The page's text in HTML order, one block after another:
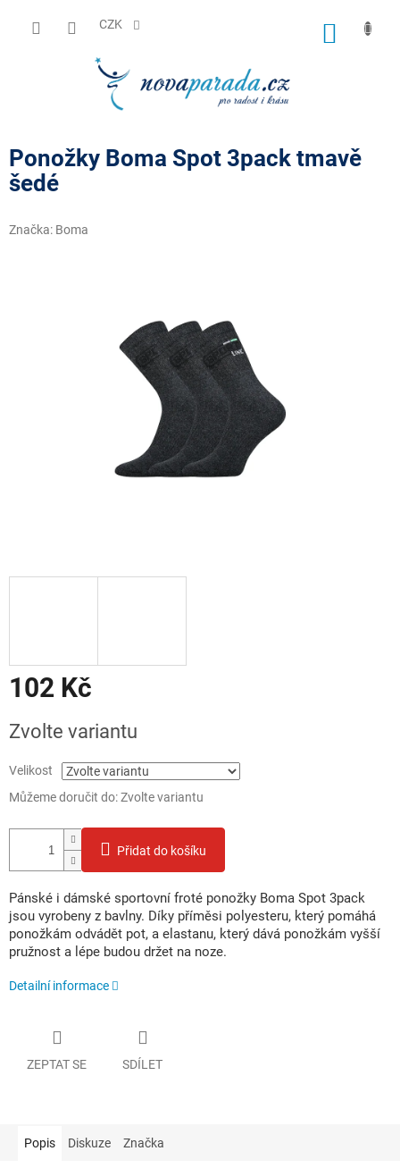
CZK
Ponožky Boma Spot 3pack tmavě
šedé
Značka: Boma
102 Kč
cena:
Zvolte variantu
Velikost
Můžeme doručit do:Zvolte variantu
Přidat do košíku
Pánské i dámské sportovní froté ponožky Boma Spot 3pack
jsou vyrobeny z bavlny. Díky příměsi polyesteru, který pomáhá
ponožkám odvádět pot, a elastanu, který dává ponožkám vyšší
pružnost a lépe budou držet na noze.
Detailní informace
ZEPTAT SE SDÍLET
Popis Diskuze Značka